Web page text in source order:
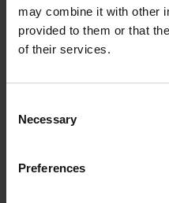
may combine it with other
provided to them or that
of their services.
Selection
Necessary
Preferences
fortgeschrieben,
Gesamtrendite bei
angestiegen.
Die prediqma-